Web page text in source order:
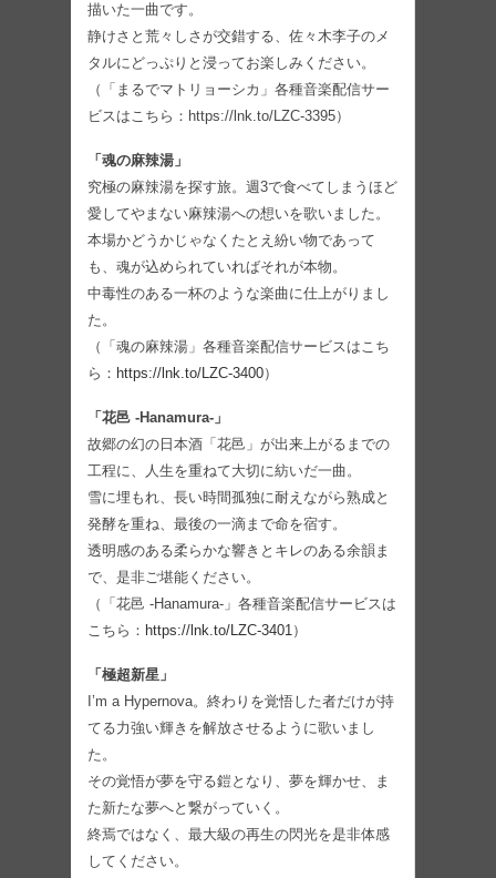
描いた一曲です。
静けさと荒々しさが交錯する、佐々木李子のメ
タルにどっぷりと浸ってお楽しみください。
（「まるでマトリョーシカ」各種音楽配信サー
ビスはこちら：https://lnk.to/LZC-3395）
「魂の麻辣湯」
究極の麻辣湯を探す旅。週3で食べてしまうほど
愛してやまない麻辣湯への想いを歌いました。
本場かどうかじゃなくたとえ紛い物であって
も、魂が込められていればそれが本物。
中毒性のある一杯のような楽曲に仕上がりまし
た。
（「魂の麻辣湯」各種音楽配信サービスはこち
ら： https://lnk.to/LZC-3400）
「花邑 -Hanamura-」
故郷の幻の日本酒「花邑」が出来上がるまでの
工程に、人生を重ねて大切に紡いだ一曲。
雪に埋もれ、長い時間孤独に耐えながら熟成と
発酵を重ね、最後の一滴まで命を宿す。
透明感のある柔らかな響きとキレのある余韻ま
で、是非ご堪能ください。
（「花邑 -Hanamura-」各種音楽配信サービスは
こちら： https://lnk.to/LZC-3401）
「極超新星」
I’m a Hypernova。終わりを覚悟した者だけが持
てる力強い輝きを解放させるように歌いまし
た。
その覚悟が夢を守る鎧となり、夢を輝かせ、ま
た新たな夢へと繋がっていく。
終焉ではなく、最大級の再生の閃光を是非体感
してください。